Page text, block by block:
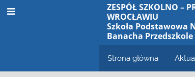
ZESPÓŁ SZKOLNO –
WROCŁAWIU
Szkoła Podstawowa
Banacha Przedszkole
Strona główna